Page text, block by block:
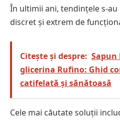
În ultimii ani, tendințele s-
discret și extrem de
Citește și despre:
glicerina Rufino: Ghid
catifelată și sănătoasă
Cele mai căutate soluții